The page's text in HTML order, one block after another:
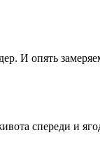
И опять
спереди и